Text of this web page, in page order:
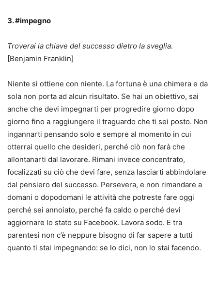
3. #impegno
Troverai la chiave del successo dietro la sveglia.
[Benjamin Franklin]
Niente si ottiene con niente. La fortuna è una chimera e da
sola non porta ad alcun risultato. Se hai un obiettivo, sai
anche che devi impegnarti per progredire giorno dopo
giorno fino a raggiungere il traguardo che ti sei posto. Non
ingannarti pensando solo e sempre al momento in cui
otterrai quello che desideri, perché ciò non farà che
allontanarti dal lavorare. Rimani invece concentrato,
focalizzati su ciò che devi fare, senza lasciarti abbindolare
dal pensiero del successo. Persevera, e non rimandare a
domani o dopodomani le attività che potreste fare oggi
perché sei annoiato, perché fa caldo o perché devi
aggiornare lo stato su Facebook. Lavora sodo. E tra
parentesi non c’è neppure bisogno di far sapere a tutti
quanto ti stai impegnando: se lo dici, non lo stai facendo.